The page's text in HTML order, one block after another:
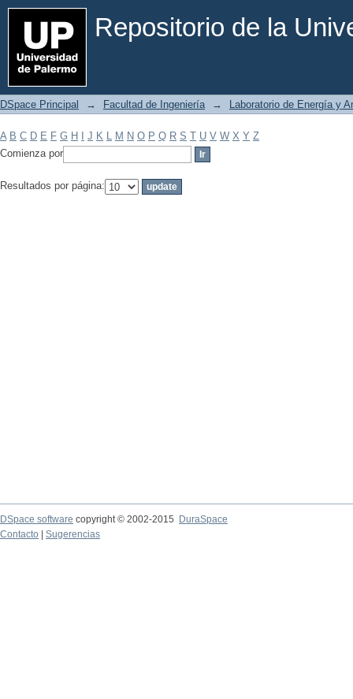
Repositorio de la
Filtrar por: Materia
DSpace Principal → Facultad de Ingeniería → Laboratorio de Energía y
A B C D E F G H J K L M N O P Q R S T U V W X Y Z
Comienza por
Resultados por página:
DSpace software copyright © 2002-2015
DuraSpace
Contacto
Sugerencias